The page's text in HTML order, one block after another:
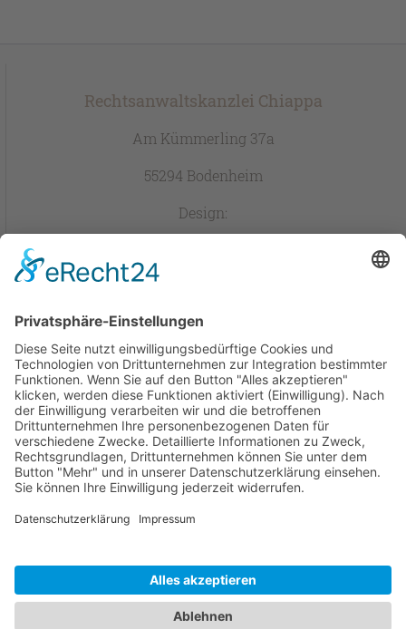
Rechtsanwaltskanzlei Chiappa
Am Kümmerling 37a
55294 Bodenheim
Design:
Tel. 06135 704 157-0
Fax 06135 704 157-1
E-Mail: schreiben
Datenschutz